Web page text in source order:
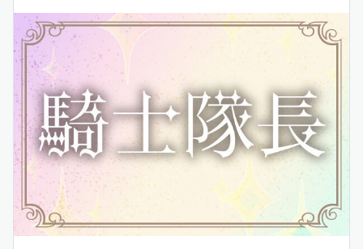
長すぎる場合、当方の裁量にてカットさせていただく場
合がございます。